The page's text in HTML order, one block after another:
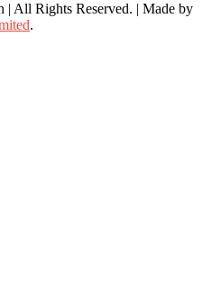
| All Rights Reserved. | Made by
.